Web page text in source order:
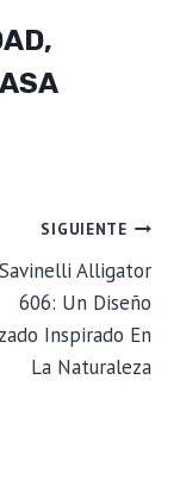
SIGUIENTE
Alligator
606: Un Diseño
Inspirado En
La Naturaleza